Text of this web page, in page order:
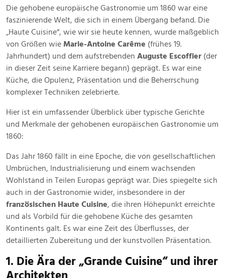
2025
Die gehobene europäische Gastronomie um 1860 war eine
faszinierende Welt, die sich in einem Übergang befand. Die
„Haute Cuisine“, wie wir sie heute kennen, wurde maßgeblich
von Größen wieMarie-Antoine Carême (frühes 19.
Jahrhundert) und dem aufstrebenden Auguste Escoffier (der
in dieser Zeit seine Karriere begann) geprägt. Es war eine
Küche, die Opulenz, Präsentation und die Beherrschung
komplexer Techniken zelebrierte.
Hier ist ein umfassender Überblick über typische Gerichte
und Merkmale der gehobenen europäischen Gastronomie um
1860:
Das Jahr 1860 fällt in eine Epoche, die von gesellschaftlichen
Umbrüchen, Industrialisierung und einem wachsenden
Wohlstand in Teilen Europas geprägt war. Dies spiegelte sich
auch in der Gastronomie wider, insbesondere in der
französischen Haute Cuisine, die ihren Höhepunkt erreichte
und als Vorbild für die gehobene Küche des gesamten
Kontinents galt. Es war eine Zeit des Überflusses, der
detaillierten Zubereitung und der kunstvollen Präsentation.
1. Die Ära der „Grande Cuisine“ und ihrer